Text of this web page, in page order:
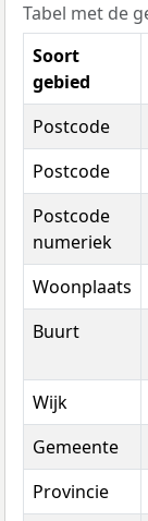
Tabel met de
Soort
gebied
Postcode
Postcode
Postcode
numeriek
Woonplaats
Buurt
Wijk
Gemeente
Provincie